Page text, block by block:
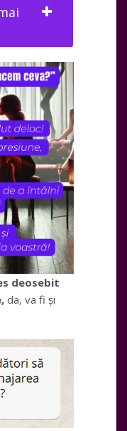
deosebit
da, va fi și